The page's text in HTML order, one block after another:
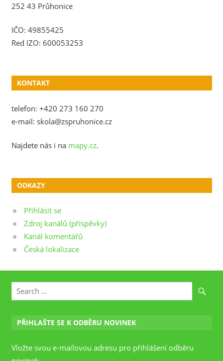
252 43 Průhonice
IČO: 49855425
Red IZO: 600053253
KONTAKT
telefon: +420 273 160 270
e-mail: skola@zspruhonice.cz
Najdete nás i na mapy.cz.
ODKAZY
Přihlásit se
Zdroj kanálů (příspěvky)
Kanál komentářů
Česká lokalizace
PŘIHLAŠTE SE K ODBĚRU NOVINEK
Vložte svou e-mailovou adresu pro přihlášení odběru